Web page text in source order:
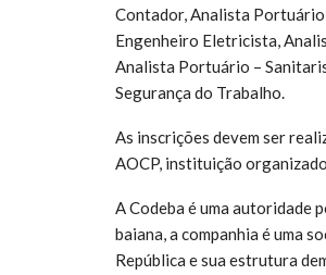
Contador, Analista
Engenheiro Eletricista,
Analista Portuário –
Segurança do Trabalho.
As inscrições devem ser
AOCP, instituição
A Codeba é uma autoridade
baiana, a companhia é uma
República e sua estrutura